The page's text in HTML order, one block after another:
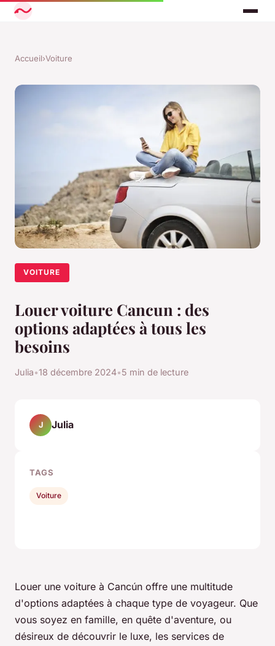
Accueil›Voiture
VOITURE
Louer voiture Cancun : des
options adaptées à tous les
besoins
Julia•18 décembre 2024•5 min de lecture
Louer une voiture à Cancún offre une multitude
d'options adaptées à chaque type de voyageur. Que
vous soyez en famille, en quête d'aventure, ou
désireux de découvrir le luxe, les services de
J Julia
TAGS
Voiture